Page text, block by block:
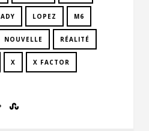
LOPEZ M6
NOUVELLE RÉALITÉ
X X FACTOR